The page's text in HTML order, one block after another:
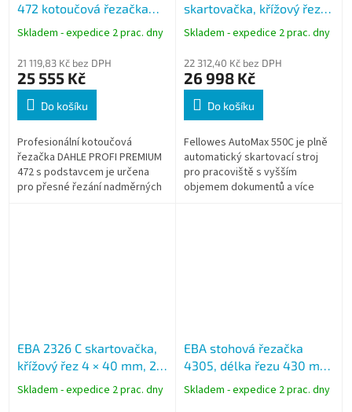
472 kotoučová řezačka
včetně podstavce (délka
řezu 1830 mm / A0+)
Skladem - expedice 2 prac. dny
21 119,83 Kč bez DPH
25 555 Kč
Do košíku
Profesionální kotoučová
řezačka DAHLE PROFI PREMIUM
472 s podstavcem je určena
pro přesné řezání nadměrných
skartovačka, křížový řez 4
× 38 mm, 550 listů (70
g/m2), koš 83 l
Skladem - expedice 2 prac. dny
22 312,40 Kč bez DPH
26 998 Kč
Do košíku
Fellowes AutoMax 550C je plně
automatický skartovací stroj
pro pracoviště s vyšším
objemem dokumentů a více
EBA 2326 C skartovačka,
křížový řez 4 × 40 mm, 27
listů (70 g/m2), koš 100 l
Skladem - expedice 2 prac. dny
EBA stohová řezačka
4305, délka řezu 430 mm,
A3, výška stohu 40 mm
Skladem - expedice 2 prac. dny